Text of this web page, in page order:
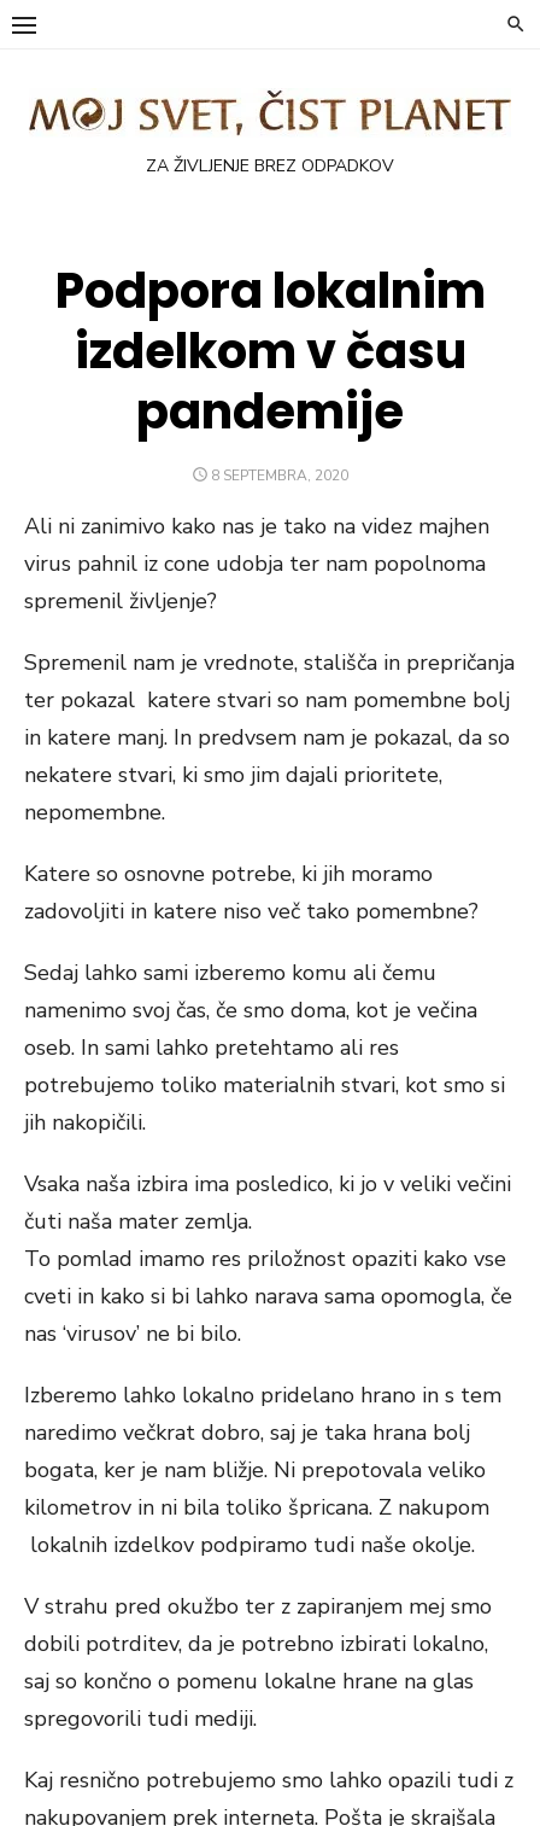
Skip
ZA ŽIVLJENJE BREZ ODPADKOV
Podpora lokalnim
izdelkom v času
pandemije
POSTED
8 SEPTEMBRA, 2020
Ali ni zanimivo kako nas je tako na videz majhen
virus pahnil iz cone udobja ter nam popolnoma
spremenil življenje?
Spremenil nam je vrednote, stališča in prepričanja
ter pokazal katere stvari so nam pomembne bolj
in katere manj. In predvsem nam je pokazal, da so
nekatere stvari, ki smo jim dajali prioritete,
nepomembne.
Katere so osnovne potrebe, ki jih moramo
zadovoljiti in katere niso več tako pomembne?
Sedaj lahko sami izberemo komu ali čemu
namenimo svoj čas, če smo doma, kot je večina
oseb. In sami lahko pretehtamo ali res
potrebujemo toliko materialnih stvari, kot smo si
jih nakopičili.
Vsaka naša izbira ima posledico, ki jo v veliki večini
čuti naša mater zemlja.
To pomlad imamo res priložnost opaziti kako vse
cveti in kako si bi lahko narava sama opomogla, če
nas ‘virusov’ ne bi bilo.
Izberemo lahko lokalno pridelano hrano in s tem
naredimo večkrat dobro, saj je taka hrana bolj
bogata, ker je nam bližje. Ni prepotovala veliko
kilometrov in ni bila toliko špricana. Z nakupom
lokalnih izdelkov podpiramo tudi naše okolje.
V strahu pred okužbo ter z zapiranjem mej smo
dobili potrditev, da je potrebno izbirati lokalno,
saj so končno o pomenu lokalne hrane na glas
spregovorili tudi mediji.
Kaj resnično potrebujemo smo lahko opazili tudi z
nakupovanjem prek interneta. Pošta je skrajšala